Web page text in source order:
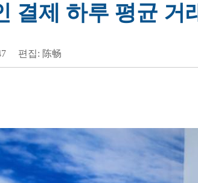
결제 하루 평균 거
편집: 陈畅